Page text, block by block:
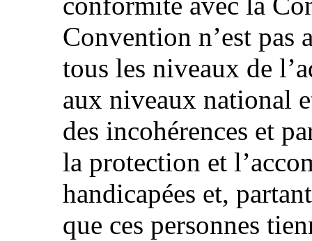
Convention n’est pas
tous les niveaux de
aux niveaux national
des incohérences et
la protection et
handicapées et,
que ces personnes